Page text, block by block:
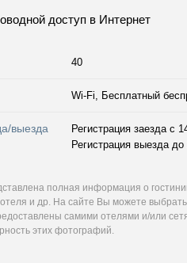
доступ в Интернет
40
Wi-Fi, Бесплатный
выезда
Регистрация заезда с
Регистрация выезда до
полная информация о
и др. На сайте Вы можете
самими отелями и/или
этих фотографий.